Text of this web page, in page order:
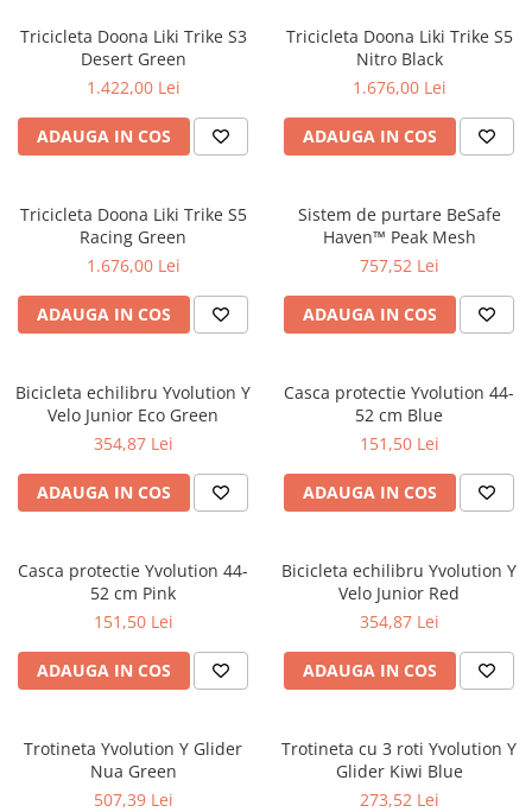
Consultanta Instalare
Jucarii de tras
Jucarii din plus
Jucarii pentru baie
Tricicleta Doona Liki Trike S3
Desert Green
1.422,00 Lei
ADAUGA IN COS
Tricicleta Doona Liki Trike S5
Nitro Black
1.676,00 Lei
ADAUGA IN COS
Tricicleta Doona Liki Trike S5
Racing Green
1.676,00 Lei
ADAUGA IN COS
Sistem de purtare BeSafe
Haven™ Peak Mesh
757,52 Lei
ADAUGA IN COS
Bicicleta echilibru Yvolution Y
Velo Junior Eco Green
354,87 Lei
ADAUGA IN COS
Casca protectie Yvolution 44-
52 cm Blue
151,50 Lei
ADAUGA IN COS
Casca protectie Yvolution 44-
52 cm Pink
151,50 Lei
ADAUGA IN COS
Bicicleta echilibru Yvolution Y
Velo Junior Red
354,87 Lei
ADAUGA IN COS
Trotineta Yvolution Y Glider
Nua Green
507,39 Lei
Trotineta cu 3 roti Yvolution Y
Glider Kiwi Blue
273,52 Lei